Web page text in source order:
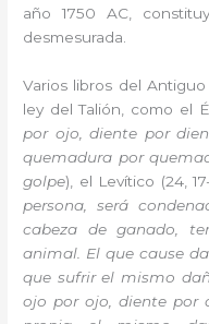
año 1750 AC,
desmesurada.
Varios libros del
ley del Talión, como el
por ojo, diente por
quemadura por
golpe), el Levítico (24,
persona, será
cabeza de ganado,
animal. El que cause
que sufrir el mismo
ojo por ojo, diente por